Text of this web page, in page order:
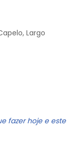
Largo
fazer hoje e este